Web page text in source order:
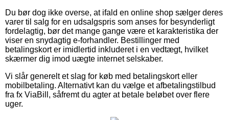
Du bør dog ikke overse, at ifald en online shop sælger deres
varer til salg for en udsalgspris som anses for besynderligt
fordelagtig, bør det mange gange være et karakteristika der
viser en snydagtig e-forhandler. Bestillinger med
betalingskort er imidlertid inkluderet i en vedtægt, hvilket
skærmer dig imod uægte internet selskaber.
Vi slår generelt et slag for køb med betalingskort eller
mobilbetaling. Alternativt kan du vælge et afbetalingstilbud
fra fx ViaBill, såfremt du agter at betale beløbet over flere
uger.